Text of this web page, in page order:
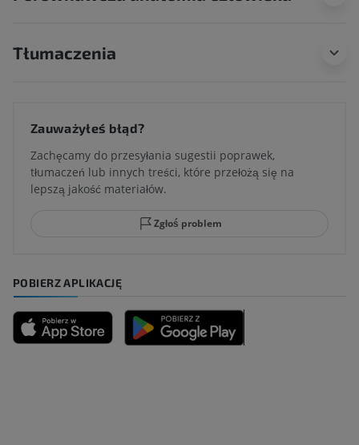
Tłumaczenia
Zauważyłeś błąd?
Zachęcamy do przesyłania sugestii poprawek,
tłumaczeń lub innych treści, które przełożą się na
lepszą jakość materiałów.
Zgłoś problem
POBIERZ APLIKACJĘ